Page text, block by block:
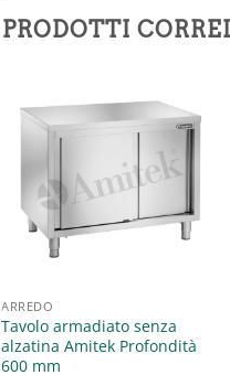
PRODOTTI
Aggiungi
alla lista
desideri
ARREDO
Tavolo armadiato senza
alzatina Amitek Profondità
600 mm